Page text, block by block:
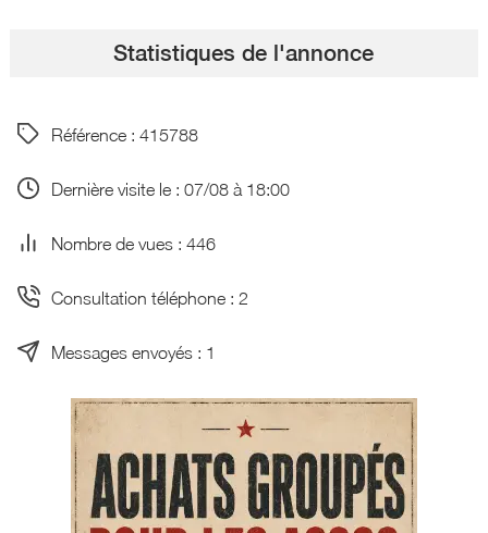
Statistiques de l'annonce
Référence : 415788
Dernière visite le : 07/08 à 18:00
Nombre de vues : 446
Consultation téléphone : 2
Messages envoyés : 1